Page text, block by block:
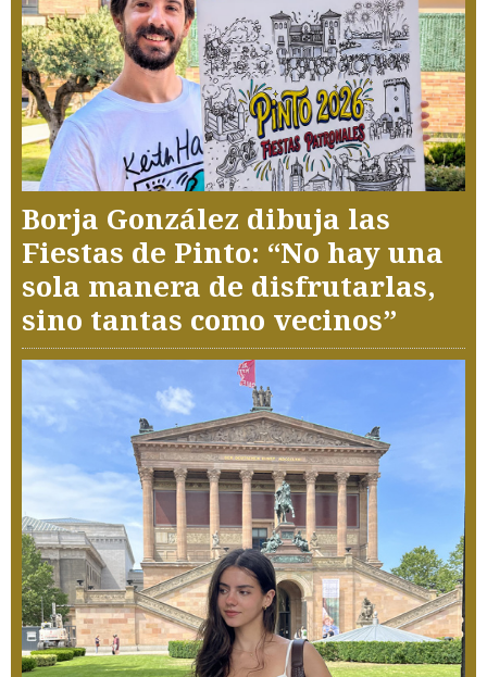
Borja González dibuja las
Fiestas de Pinto: “No hay una
sola manera de disfrutarlas,
sino tantas como vecinos”